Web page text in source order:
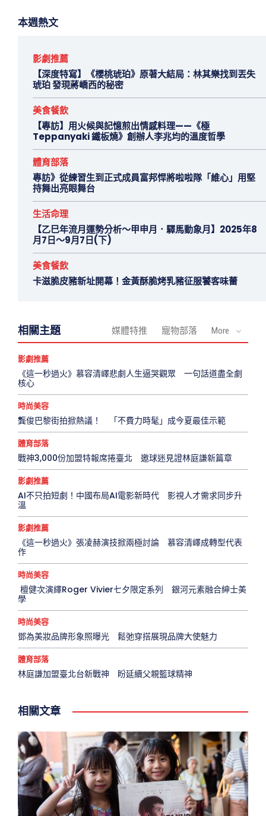
本週熱文
影劇推薦
【深度特寫】《櫻桃琥珀》原著大結局：林其樂找到丟失
琥珀 發現蔣嶠西的秘密
美食餐飲
【專訪】用火候與記憶煎出情感料理——《極
Teppanyaki 鐵板燒》創辦人李兆均的溫度哲學
體育部落
專訪》從練習生到正式成員富邦悍將啦啦隊「維心」用堅
持舞出亮眼舞台
生活命理
【乙巳年流月運勢分析～甲申月．驛馬動象月】2025年8
月7日～9月7日(下)
美食餐飲
卡滋脆皮豬新址開幕！金黃酥脆烤乳豬征服饕客味蕾
相關主題 媒體特推 寵物部落 More
影劇推薦
《這一秒過火》慕容清嶧悲劇人生逼哭觀眾 一句話道盡全劇
核心
時尚美容
龔俊巴黎街拍掀熱議！ 「不費力時髦」成今夏最佳示範
體育部落
戰神3,000份加盟特報席捲臺北 邀球迷見證林庭謙新篇章
影劇推薦
AI不只拍短劇！中國布局AI電影新時代 影視人才需求同步升
溫
影劇推薦
《這一秒過火》張凌赫演技掀兩極討論 慕容清嶧成轉型代表
作
時尚美容
檀健次演繹Roger Vivier七夕限定系列 銀河元素融合紳士美
學
時尚美容
鄧為美妝品牌形象照曝光 鬆弛穿搭展現品牌大使魅力
體育部落
林庭謙加盟臺北台新戰神 盼延續父親籃球精神
相關文章